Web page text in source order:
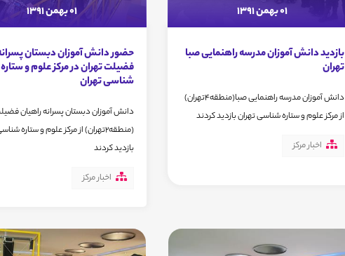
01 بهمن 1391
بازدید دانش آموزان مدرسه راهنمایی صبا
تهران
دانش آموزان مدرسه راهنمایی صبا(منطقه4تهران)
از مرکز علوم و ستاره شناسی تهران بازدید کردند
اخبار مرکز
01 بهمن 1391
حضور دانش آموزان دبستان
فضیلت تهران در مرکز علوم و ستاره
شناسی تهران
دانش آموزان دبستان پسرانه راهیان
(منطقه2تهران) از مرکز علوم و ستاره
بازدید کردند
اخبار مرکز